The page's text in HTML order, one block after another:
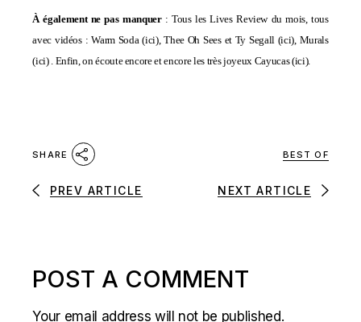
À également ne pas manquer: Tous les Lives Review du mois, tous
avec vidéos : Warm Soda (ici), Thee Oh Sees et Ty Segall (ici), Murals
(ici) . Enfin, on écoute encore et encore les très joyeux Cayucas (ici).
SHARE BEST OF
PREV ARTICLE NEXT ARTICLE
POST A COMMENT
Your email address will not be published.